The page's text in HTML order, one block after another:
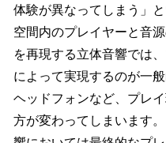
体験が異なってしまう」
空間内のプレイヤーと音
を再現する立体音響では
によって実現するのが一
ヘッドフォンなど、プレ
方が変わってしまいます